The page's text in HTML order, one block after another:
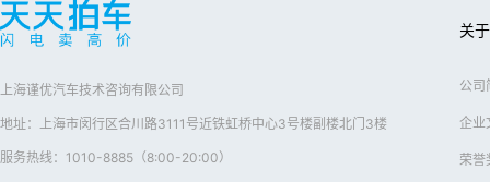
上海谨优汽车技术咨询有限公司
地址：上海市闵行区合川路3111号近铁虹桥中心3号楼副楼北门3楼
服务热线：1010-8885（8:00-20:00）
关
公司
企业
荣誉